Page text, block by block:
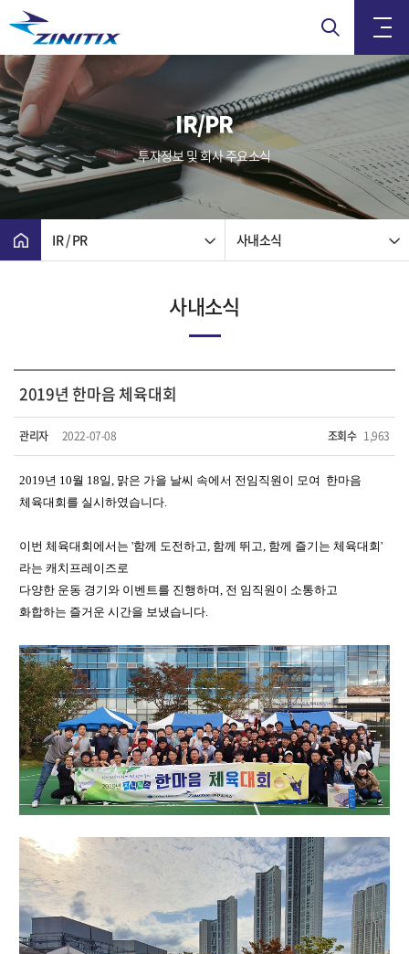
IR/PR
투자정보 및 회사 주요소식
IR / PR 사내소식
사내소식
2019년 한마음 체육대회
관리자 2022-07-08 조회수 1,963
2019년 10월 18일, 맑은 가을 날씨 속에서 전임직원이 모여 한마음
체육대회를 실시하였습니다.
이번 체육대회에서는 '함께 도전하고, 함께 뛰고, 함께 즐기는 체육대회'
라는 캐치프레이즈로
다양한 운동 경기와 이벤트를 진행하며, 전 임직원이 소통하고
화합하는 즐거운 시간을 보냈습니다.